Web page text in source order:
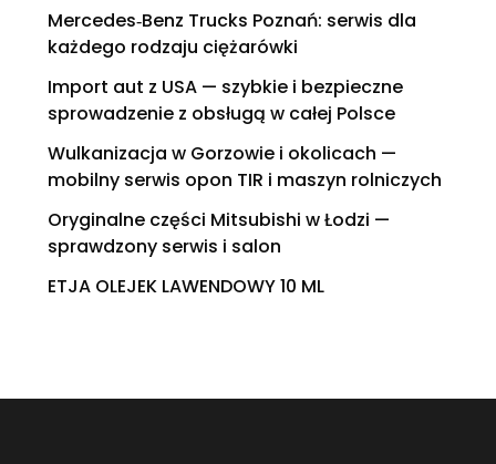
Mercedes‑Benz Trucks Poznań: serwis dla
każdego rodzaju ciężarówki
Import aut z USA — szybkie i bezpieczne
sprowadzenie z obsługą w całej Polsce
Wulkanizacja w Gorzowie i okolicach —
mobilny serwis opon TIR i maszyn rolniczych
Oryginalne części Mitsubishi w Łodzi —
sprawdzony serwis i salon
ETJA OLEJEK LAWENDOWY 10 ML